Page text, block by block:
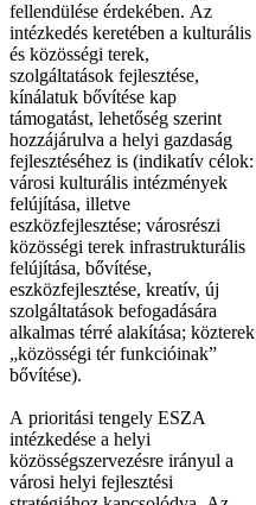
fellendülése érdekében. Az
intézkedés keretében a kulturális
és közösségi terek,
szolgáltatások fejlesztése,
kínálatuk bővítése kap
támogatást, lehetőség szerint
hozzájárulva a helyi gazdaság
fejlesztéséhez is (indikatív célok:
városi kulturális intézmények
felújítása, illetve
eszközfejlesztése; városrészi
közösségi terek infrastrukturális
felújítása, bővítése,
eszközfejlesztése, kreatív, új
szolgáltatások befogadására
alkalmas térré alakítása; közterek
„közösségi tér funkcióinak”
bővítése).
A prioritási tengely ESZA
intézkedése a helyi
közösségszervezésre irányul a
városi helyi fejlesztési